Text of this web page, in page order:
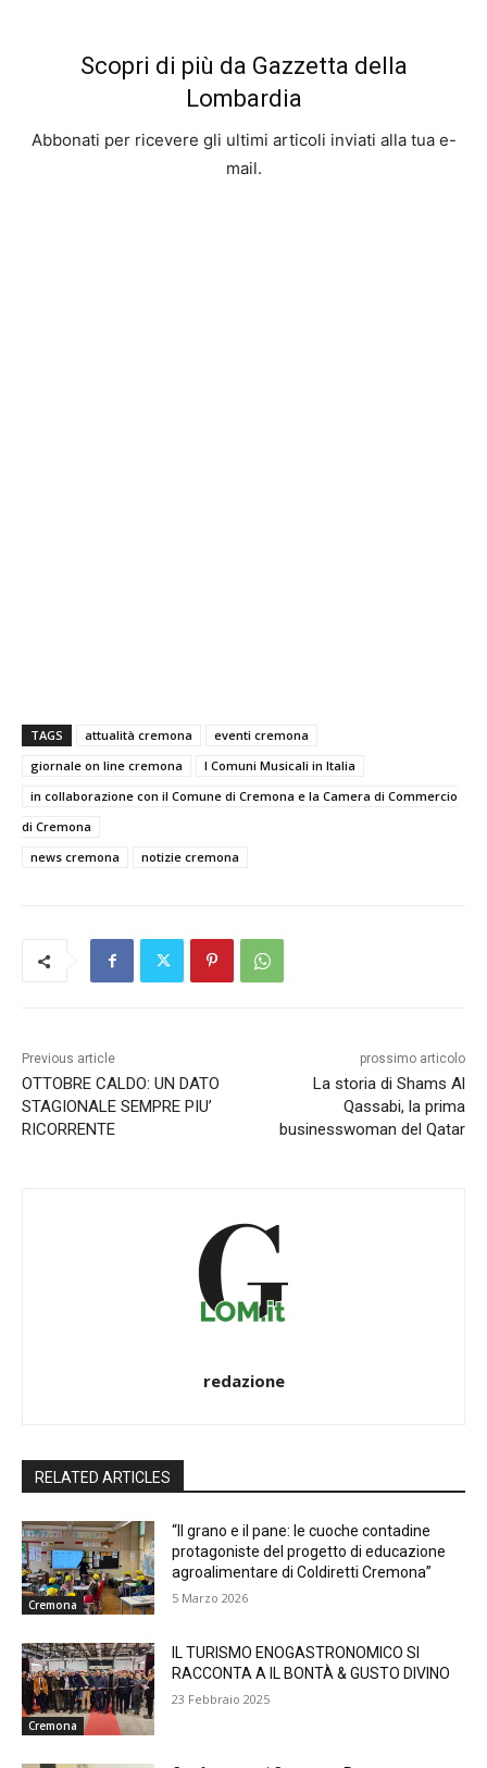
Scopri di più da Gazzetta della
Lombardia
Abbonati per ricevere gli ultimi articoli inviati alla tua e-
mail.
TAGS attualità cremona
eventi cremona
giornale on line cremona
I Comuni Musicali in Italia
in collaborazione con il Comune di Cremona e la Camera di Commercio
di Cremona
news cremona
notizie cremona
Previous article
OTTOBRE CALDO: UN DATO
STAGIONALE SEMPRE PIU’
RICORRENTE
prossimo articolo
La storia di Shams Al
Qassabi, la prima
businesswoman del Qatar
redazione
RELATED ARTICLES
Cremona
“Il grano e il pane: le cuoche contadine
protagoniste del progetto di educazione
agroalimentare di Coldiretti Cremona”
5 Marzo 2026
Cremona
IL TURISMO ENOGASTRONOMICO SI
RACCONTA A IL BONTÀ & GUSTO DIVINO
23 Febbraio 2025